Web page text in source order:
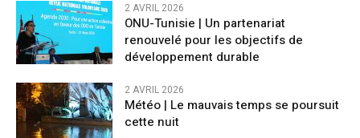
2 AVRIL 2026
ONU-Tunisie | Un partenariat
renouvelé pour les objectifs de
développement durable
2 AVRIL 2026
Météo | Le mauvais temps se poursuit
cette nuit